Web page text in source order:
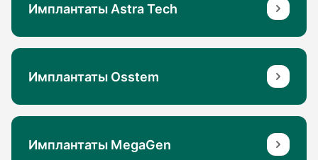
Имплантаты Astra Tech
Имплантаты Osstem
Имплантаты MegaGen